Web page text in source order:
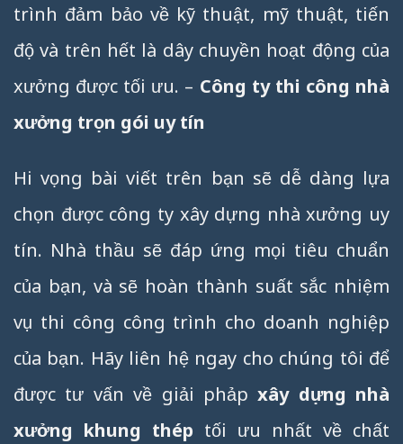
trình đảm bảo về kỹ thuật, mỹ thuật, tiến
độ và trên hết là dây chuyền hoạt động của
xưởng được tối ưu. – Công ty thi công nhà
xưởng trọn gói uy tín
Hi vọng bài viết trên bạn sẽ dễ dàng lựa
chọn được công ty xây dựng nhà xưởng uy
tín. Nhà thầu sẽ đáp ứng mọi tiêu chuẩn
của bạn, và sẽ hoàn thành suất sắc nhiệm
vụ thi công công trình cho doanh nghiệp
của bạn. Hãy liên hệ ngay cho chúng tôi để
được tư vấn về giải phảpxây dựng nhà
xưởng khung thép tối ưu nhất về chất